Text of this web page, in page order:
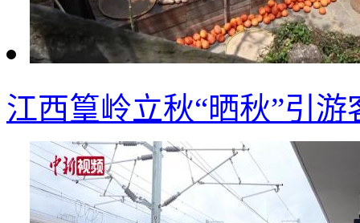
江西篁岭立秋“晒秋”引游